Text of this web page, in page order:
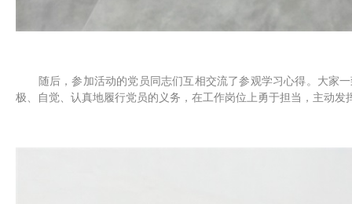
随后，参加活动的党员同志们互相交流了参观学习心得。大家
极、自觉、认真地履行党员的义务，在工作岗位上勇于担当，主动